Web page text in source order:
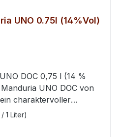
Giorgio in Salici,
UNO 0.75l (14%Vol)
DOC 0,75 l (14 %
UNO DOC von
charaktervoller
1 Liter)